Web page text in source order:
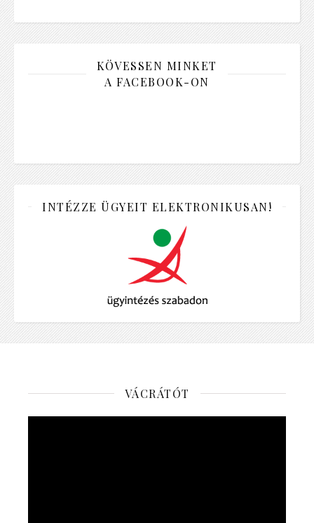
KÖVESSEN MINKET
A FACEBOOK-ON
INTÉZZE ÜGYEIT ELEKTRONIKUSAN!
VÁCRÁTÓT